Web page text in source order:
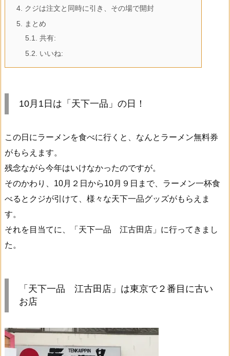
4. クジは注文と同時に引き、その場で開封
5.
まとめ
5.1.
共有:
5.2.
いいね:
10月1日は「天下一品」の日！
この日にラーメンを食べに行くと、なんとラーメン無料券
がもらえます。
残念ながら今年はいけなかったのですが。
そのかわり、10月２日から10月９日まで、ラーメン一杯食
べるとクジが引けて、様々な天下一品グッズがもらえま
す。
それを目当てに、「天下一品 江古田店」に行ってきまし
た。
「天下一品 江古田店」は東京で２番目に古い
お店